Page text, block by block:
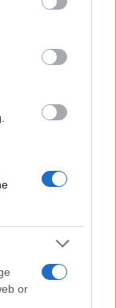
party tags to
below Google
or
opozarjajo na
kartic s
7. 8. 2026